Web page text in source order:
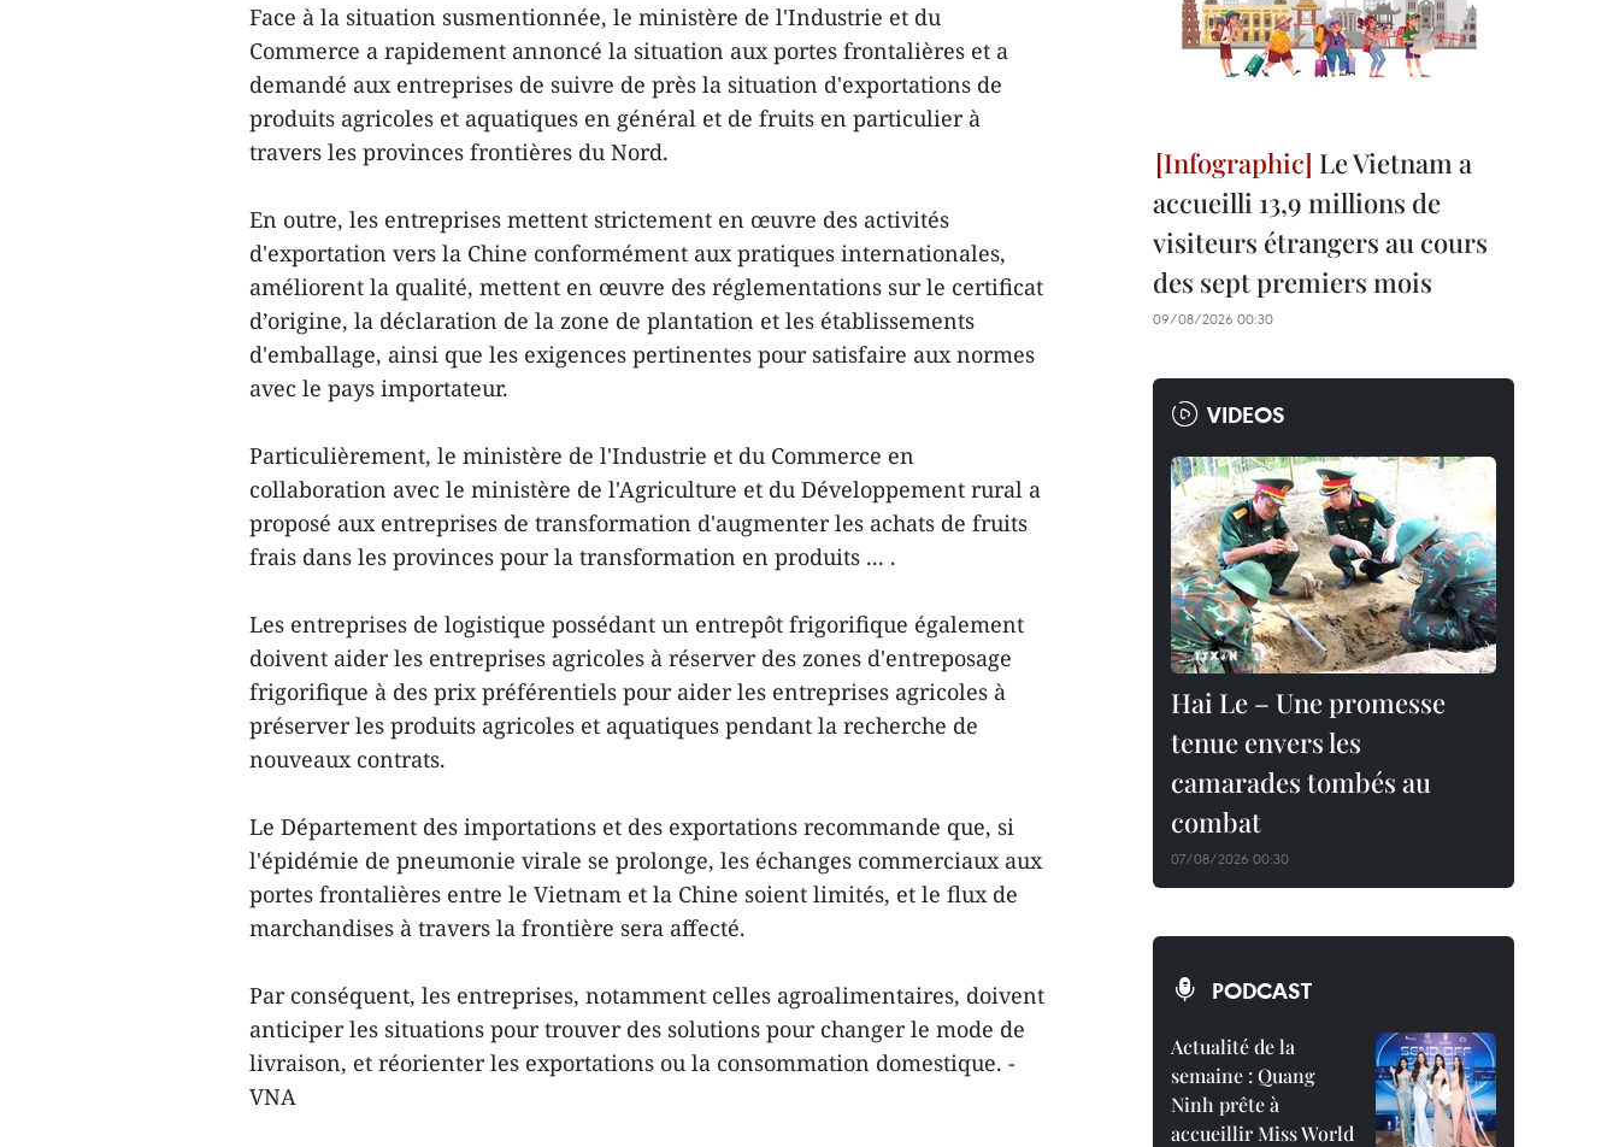
Face à la situation susmentionnée, le ministère de l'Industrie et du
Commerce a rapidement annoncé la situation aux portes frontalières et a
demandé aux entreprises de suivre de près la situation d'exportations de
produits agricoles et aquatiques en général et de fruits en particulier à
travers les provinces frontières du Nord.
En outre, les entreprises mettent strictement en œuvre des activités
d'exportation vers la Chine conformément aux pratiques internationales,
améliorent la qualité, mettent en œuvre des réglementations sur le certificat
d’origine, la déclaration de la zone de plantation et les établissements
d'emballage, ainsi que les exigences pertinentes pour satisfaire aux normes
avec le pays importateur.
Particulièrement, le ministère de l'Industrie et du Commerce en
collaboration avec le ministère de l'Agriculture et du Développement rural a
proposé aux entreprises de transformation d'augmenter les achats de fruits
frais dans les provinces pour la transformation en produits ... .
Les entreprises de logistique possédant un entrepôt frigorifique également
doivent aider les entreprises agricoles à réserver des zones d'entreposage
frigorifique à des prix préférentiels pour aider les entreprises agricoles à
préserver les produits agricoles et aquatiques pendant la recherche de
nouveaux contrats.
Le Département des importations et des exportations recommande que, si
l'épidémie de pneumonie virale se prolonge, les échanges commerciaux aux
portes frontalières entre le Vietnam et la Chine soient limités, et le flux de
marchandises à travers la frontière sera affecté.
Par conséquent, les entreprises, notamment celles agroalimentaires, doivent
anticiper les situations pour trouver des solutions pour changer le mode de
livraison, et réorienter les exportations ou la consommation domestique. -
VNA
Le Vietnam a
accueilli 13,9 millions de
visiteurs étrangers au cours
des sept premiers mois
09/08/2026 00:30
VIDEOS
Hai Le – Une promesse
tenue envers les
camarades tombés au
combat
07/08/2026 00:30
PODCAST
Actualité de la
semaine : Quang
Ninh prête à
accueillir Miss World